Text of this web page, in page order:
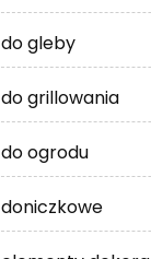
do gleby
do grillowania
do ogrodu
doniczkowe